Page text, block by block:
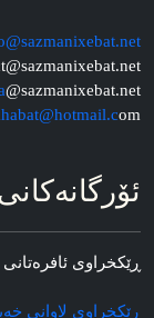
@sazmanixebat.net
om
ڕێکخراوی
ڕێکخراوی لاوانی